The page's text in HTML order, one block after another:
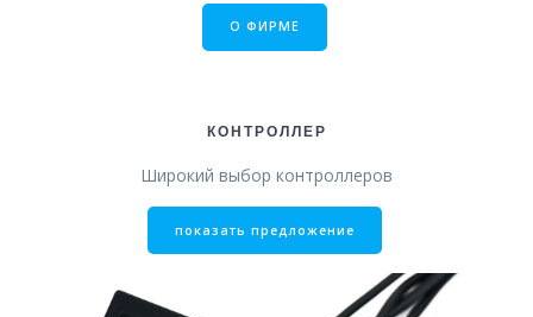
О ФИРМЕ
КОНТРОЛЛЕР
Широкий выбор контроллеров
показать предложение